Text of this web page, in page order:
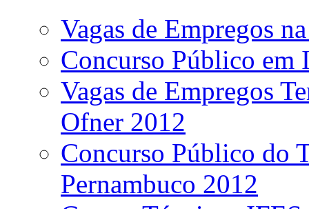
Vagas de Empregos
Concurso Público em
Vagas de Empregos
Ofner 2012
Concurso Público do
Pernambuco 2012